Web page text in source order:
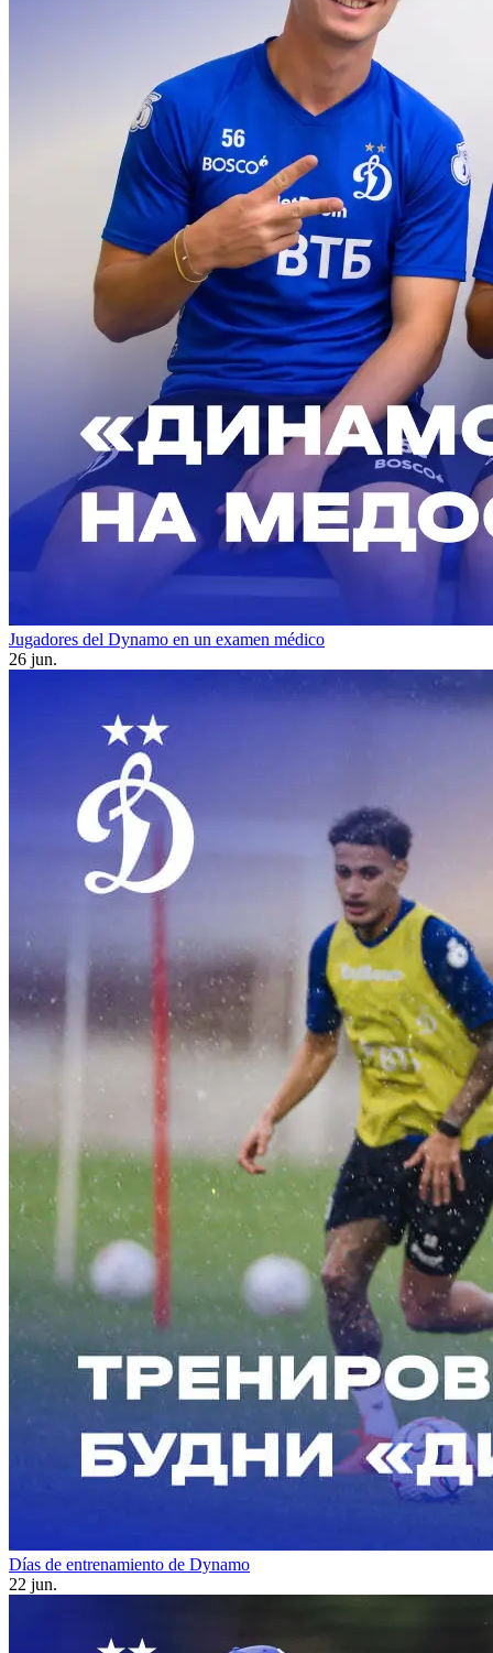
Jugadores del Dynamo en un examen médico
26 jun.
Días de entrenamiento de Dynamo
22 jun.